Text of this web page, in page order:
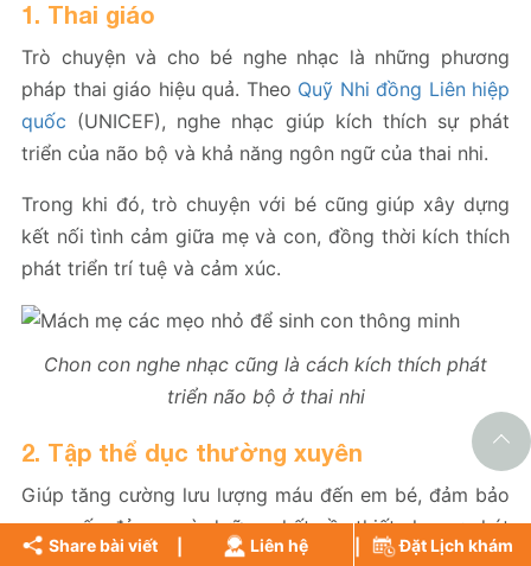
1. Thai giáo
Trò chuyện và cho bé nghe nhạc là những phương
pháp thai giáo hiệu quả. Theo Quỹ Nhi đồng Liên hiệp
quốc (UNICEF), nghe nhạc giúp kích thích sự phát
triển của não bộ và khả năng ngôn ngữ của thai nhi.
Trong khi đó, trò chuyện với bé cũng giúp xây dựng
kết nối tình cảm giữa mẹ và con, đồng thời kích thích
phát triển trí tuệ và cảm xúc.
Chon con nghe nhạc cũng là cách kích thích phát
triển não bộ ở thai nhi
2. Tập thể dục thường xuyên
Giúp tăng cường lưu lượng máu đến em bé, đảm bảo
cung cấp đủ oxy và dưỡng chất cần thiết cho sự phát
triển của thai nhi.
Share bài viết Liên hệ Đặt Lịch khám